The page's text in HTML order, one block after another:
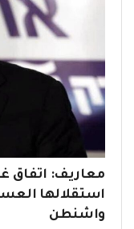
معاريف: اتفاق
استقلالها
واشنطن